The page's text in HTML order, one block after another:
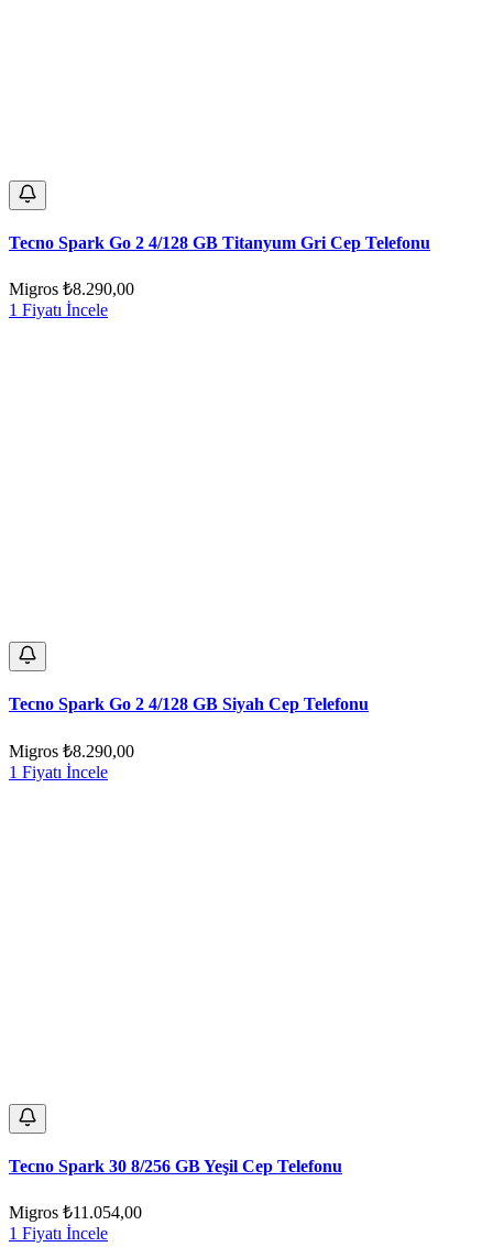
Tecno Spark Go 2 4/128 GB Titanyum Gri Cep Telefonu
Migros ₺8.290,00
1 Fiyatı İncele
Tecno Spark Go 2 4/128 GB Siyah Cep Telefonu
Migros ₺8.290,00
1 Fiyatı İncele
Tecno Spark 30 8/256 GB Yeşil Cep Telefonu
Migros ₺11.054,00
1 Fiyatı İncele